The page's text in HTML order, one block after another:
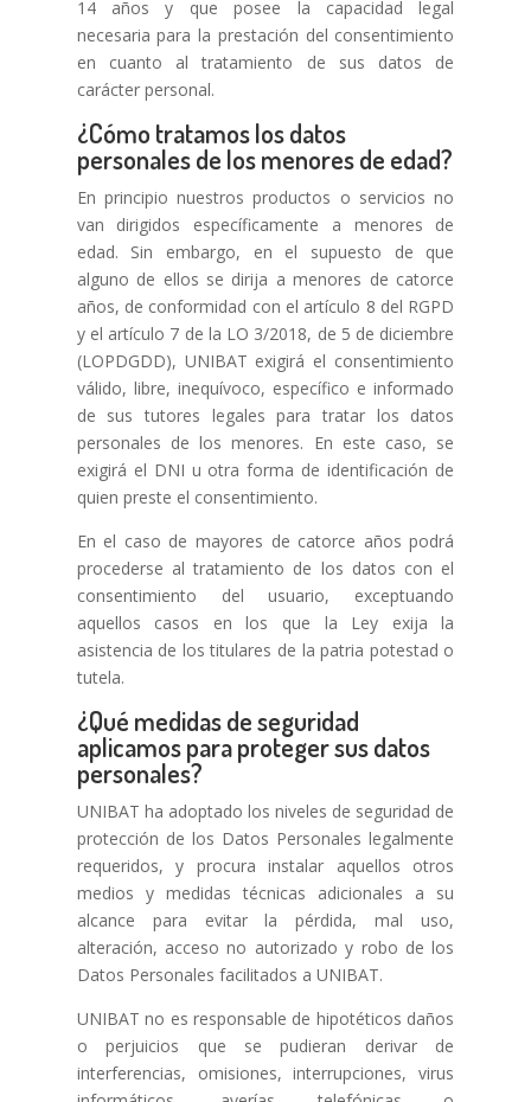
14 años y que posee la capacidad legal
necesaria para la prestación del consentimiento
en cuanto al tratamiento de sus datos de
carácter personal.
¿Cómo tratamos los datos
personales de los menores de edad?
En principio nuestros productos o servicios no
van dirigidos específicamente a menores de
edad. Sin embargo, en el supuesto de que
alguno de ellos se dirija a menores de catorce
años, de conformidad con el artículo 8 del RGPD
y el artículo 7 de la LO 3/2018, de 5 de diciembre
(LOPDGDD), UNIBAT exigirá el consentimiento
válido, libre, inequívoco, específico e informado
de sus tutores legales para tratar los datos
personales de los menores. En este caso, se
exigirá el DNI u otra forma de identificación de
quien preste el consentimiento.
En el caso de mayores de catorce años podrá
procederse al tratamiento de los datos con el
consentimiento del usuario, exceptuando
aquellos casos en los que la Ley exija la
asistencia de los titulares de la patria potestad o
tutela.
¿Qué medidas de seguridad
aplicamos para proteger sus datos
personales?
UNIBAT ha adoptado los niveles de seguridad de
protección de los Datos Personales legalmente
requeridos, y procura instalar aquellos otros
medios y medidas técnicas adicionales a su
alcance para evitar la pérdida, mal uso,
alteración, acceso no autorizado y robo de los
Datos Personales facilitados a UNIBAT.
UNIBAT no es responsable de hipotéticos daños
o perjuicios que se pudieran derivar de
interferencias, omisiones, interrupciones, virus